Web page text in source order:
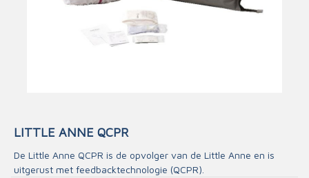
LITTLE ANNE QCPR
De Little Anne QCPR is de opvolger van de Little Anne en is
uitgerust met feedbacktechnologie (QCPR).